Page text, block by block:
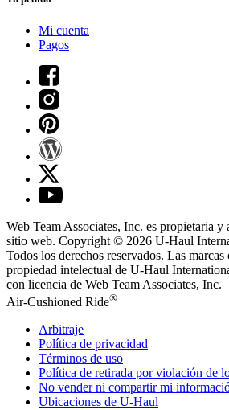
Mi cuenta
Pagos
Web Team Associates, Inc. es propietaria y
sitio web. Copyright © 2026 U-Haul
Todos los derechos reservados. Las marcas
propiedad intelectual de U-Haul
con licencia de Web Team Associates, Inc.
Air-Cushioned Ride®
Arbitraje
Política de privacidad
Términos de uso
Política de retirada por violación de
No vender ni compartir mi
Ubicaciones de U-Haul